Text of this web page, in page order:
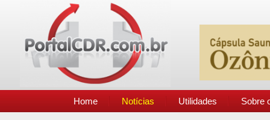
Home Notícias Utilidades Sobre